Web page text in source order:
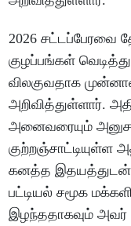
2026 சட்டப்பேரவை
குழப்பங்கள்
விலகுவதாக
அறிவித்துள்ளார்.
அனைவரையும்
குற்றஞ்சாட்டியுள்ள
கனத்த இதயத்துடன்
பட்டியல் சமூக
இழந்ததாகவும் அவர்